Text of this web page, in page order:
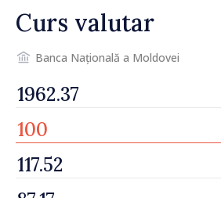
Curs valutar
Banca Națională a Moldovei